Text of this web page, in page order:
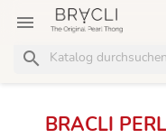

search
BRACLI